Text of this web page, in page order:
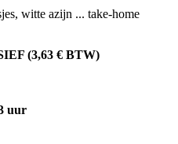
witte azijn ... take-home
(3,63 € BTW)
uur